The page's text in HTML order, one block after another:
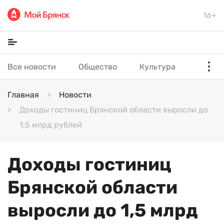
16+
Все новости Общество Культура
Главная
Новости
Доходы гостиниц Брянской области выросли до
1,5 млрд рублей
Доходы гостиниц
Брянской области
выросли до 1,5 млрд